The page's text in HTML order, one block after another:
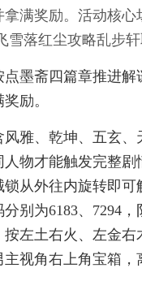
满奖励。活动核
雪落红尘攻略乱步
墨斋四篇章推进解
励。
雅、乾坤、五玄
物才能触发完整
从外往内旋转即
别为6183、7294
左土右火、左金
视角右上角宝箱